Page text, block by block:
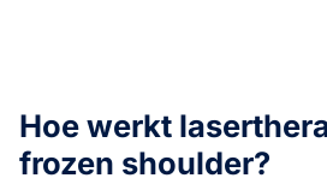
Hoe werkt
frozen shoulder?